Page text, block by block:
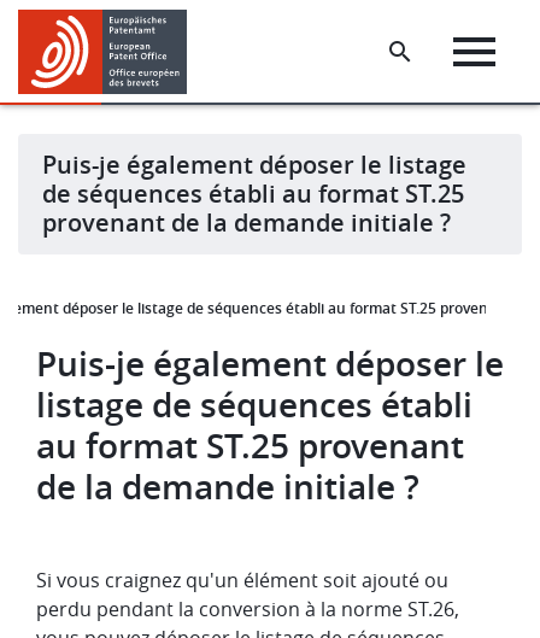
Skip
main
content
Skip
footer
Puis-je également déposer le listage
de séquences établi au format ST.25
provenant de la demande initiale ?
déposer le listage de séquences établi au format ST.25 provenant de
Puis-je également déposer le
listage de séquences établi
au format ST.25 provenant
de la demande initiale ?
Si vous craignez qu'un élément soit ajouté ou
perdu pendant la conversion à la norme ST.26,